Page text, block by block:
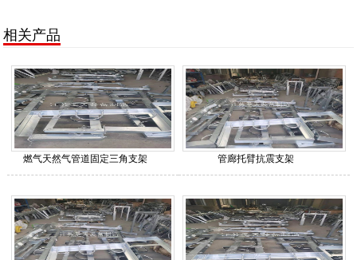
相关产品
燃气天然气管道固定三角支架 管廊托臂抗震支架